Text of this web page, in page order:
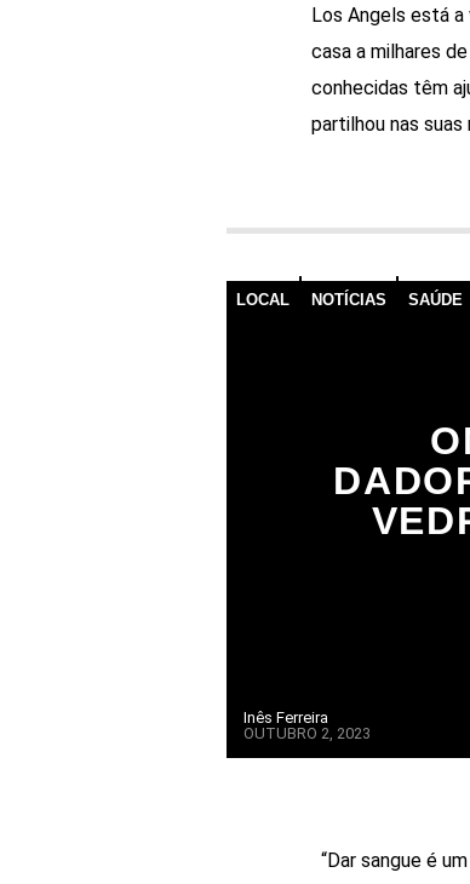
Los Angels está
casa a milhares
conhecidas têm
partilhou nas suas
LOCAL NOTÍCIAS SAÚDE
Inês Ferreira
OUTUBRO 2, 2023
“Dar sangue é